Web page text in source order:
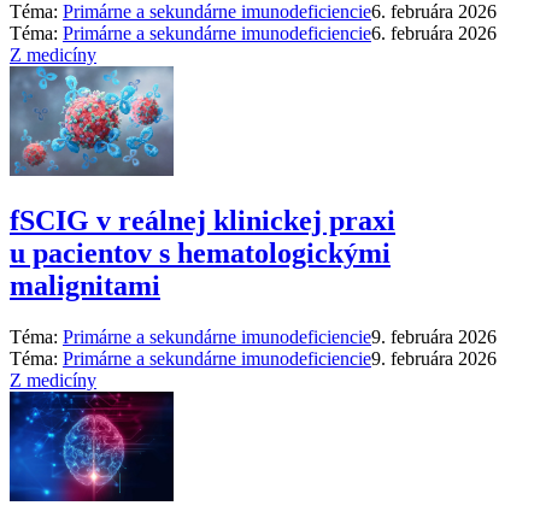
Téma: Primárne a sekundárne imunodeficiencie6. februára 2026
Téma: Primárne a sekundárne imunodeficiencie6. februára 2026
Z medicíny
fSCIG v reálnej klinickej praxi
u pacientov s hematologickými
malignitami
Téma: Primárne a sekundárne imunodeficiencie9. februára 2026
Téma: Primárne a sekundárne imunodeficiencie9. februára 2026
Z medicíny